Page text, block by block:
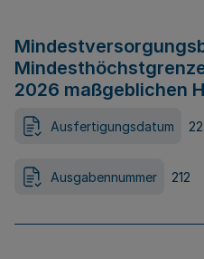
2026 maßgeblichen
Ausfertigungsdatum
Ausgabennummer 212